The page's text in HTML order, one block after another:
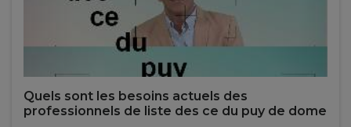
Quels sont les besoins actuels des
professionnels de liste des ce du puy de dome